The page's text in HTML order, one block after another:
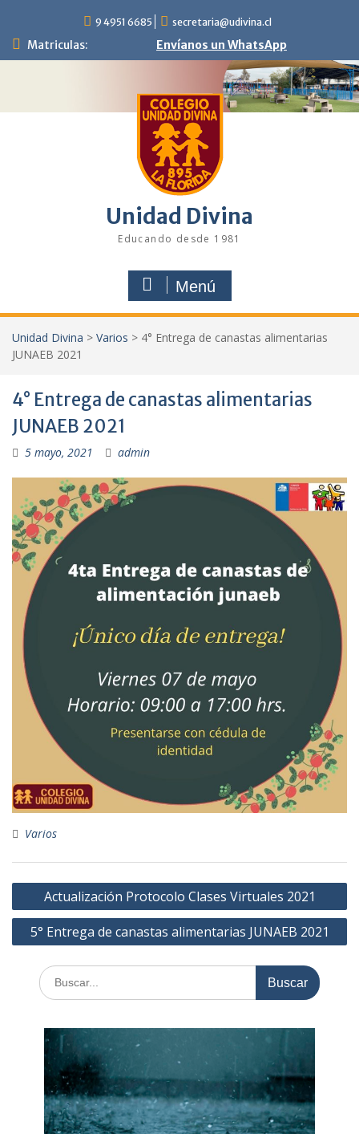
contenido
9 4951 6685 secretaria@udivina.cl
Matriculas: Envíanos un WhatsApp
Unidad Divina
Educando desde 1981
Menú
Unidad Divina > Varios > 4° Entrega de canastas alimentarias
JUNAEB 2021
4° Entrega de canastas alimentarias
JUNAEB 2021
5 mayo, 2021 admin
Varios
Navegación
de
entradas
Actualización Protocolo Clases Virtuales 2021
5° Entrega de canastas alimentarias JUNAEB 2021
Buscar: